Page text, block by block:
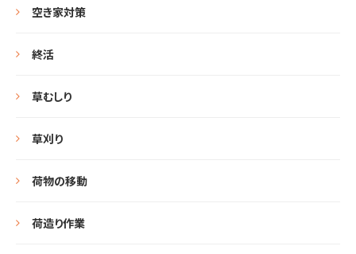
空き家対策
終活
草むしり
草刈り
荷物の移動
荷造り作業